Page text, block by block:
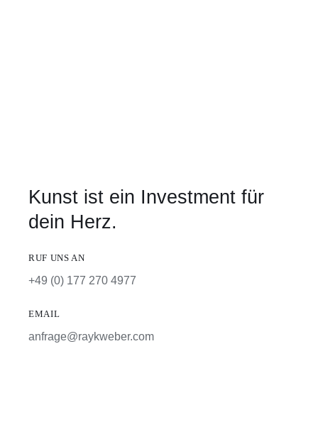
Kunst ist ein Investment für
dein Herz.
RUF UNS AN
+49 (0) 177 270 4977
EMAIL
anfrage@raykweber.com